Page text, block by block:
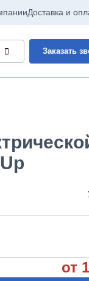
Доставка и
Заказать
от